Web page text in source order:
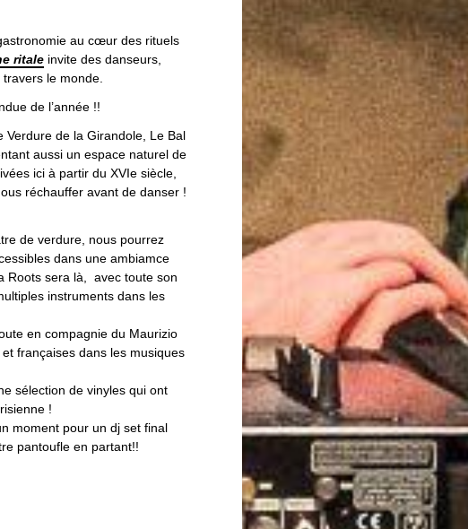
au cœur des rituels
ritaleinvite des danseurs,
le monde.
de l’année !!
Verdure de la Girandole, Le Bal
aussi un espace naturel de
ici à partir du XVIe siècle,
réchauffer avant de danser !
de verdure, nous pourrez
dans une ambiamce
Roots sera là, avec toute son
instruments dans les
en compagnie du Maurizio
françaises dans les musiques
sélection de vinyles qui ont
!
moment pour un dj set final
pantoufle en partant!!